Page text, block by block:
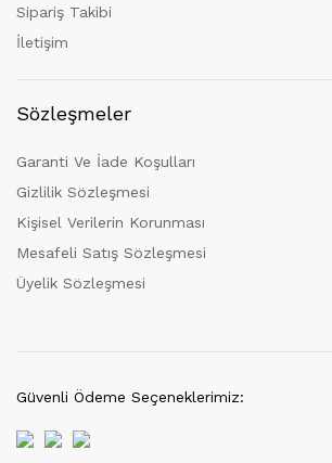
Sipariş Takibi
İletişim
Sözleşmeler
Garanti Ve İade Koşulları
Gizlilik Sözleşmesi
Kişisel Verilerin Korunması
Mesafeli Satış Sözleşmesi
Üyelik Sözleşmesi
Güvenli Ödeme Seçeneklerimiz: